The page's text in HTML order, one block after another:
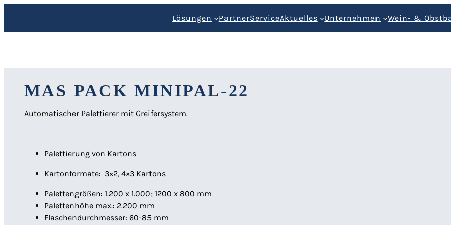
springen
Lösungen PartnerServiceAktuelles Unternehmen Wein- &
MAS PACK MINIPAL-22
Automatischer Palettierer mit Greifersystem.
Palettierung von Kartons
Kartonformate: 3×2, 4×3 Kartons
Palettengrößen: 1.200 x 1.000; 1200 x 800 mm
Palettenhöhe max.: 2.200 mm
Flaschendurchmesser: 60-85 mm